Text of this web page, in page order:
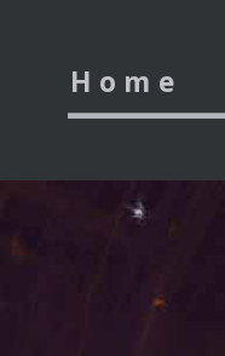
Home